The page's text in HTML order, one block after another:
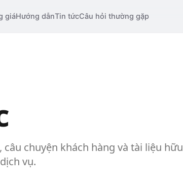
giáHướng dẫnTin tứcCâu hỏi thường gặp
câu chuyện khách hàng và tài liệu
vụ.